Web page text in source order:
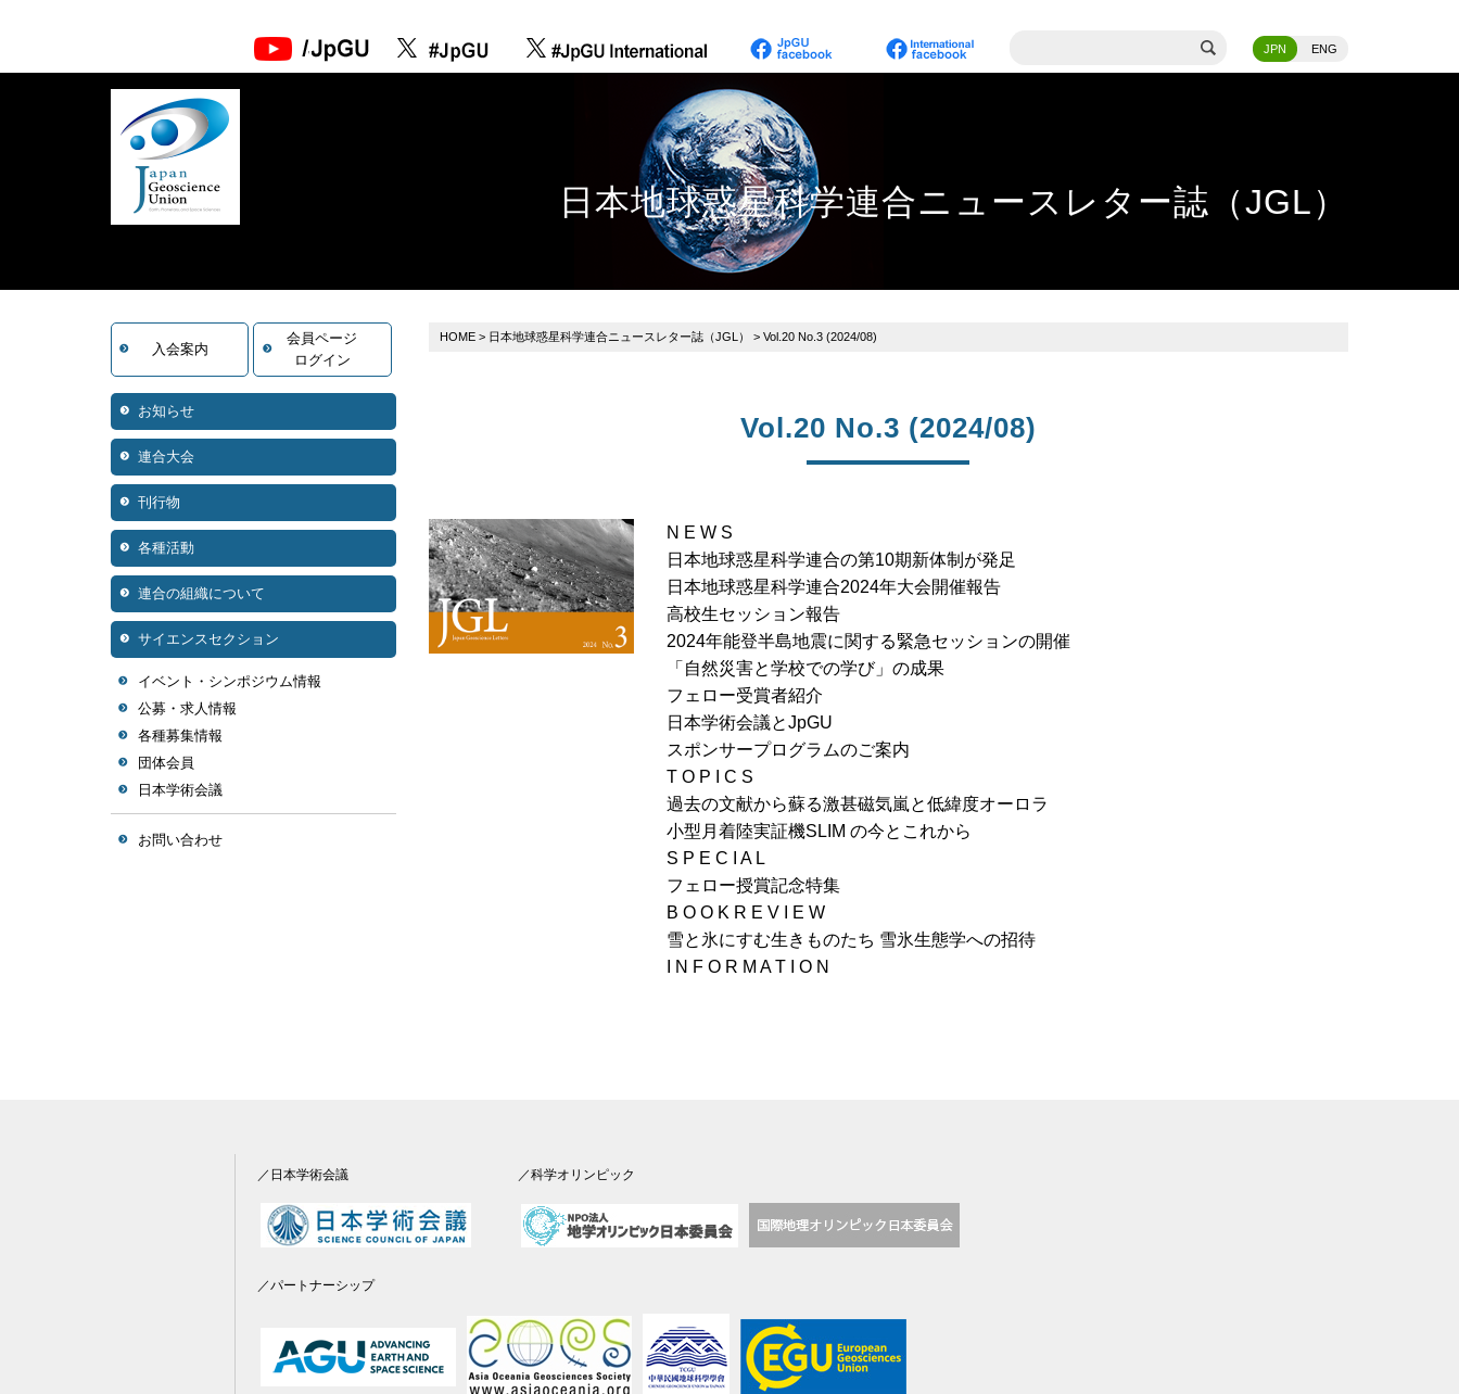
JPN ENG
日本地球惑星科学連合ニュースレター誌（JGL）
入会案内
会員ページ
ログイン
お知らせ
連合大会
刊行物
各種活動
連合の組織について
サイエンスセクション
イベント・シンポジウム情報
公募・求人情報
各種募集情報
団体会員
日本学術会議
お問い合わせ
HOME> 日本地球惑星科学連合ニュースレター誌（JGL） > Vol.20 No.3 (2024/08)
Vol.20 No.3 (2024/08)
N E W S
日本地球惑星科学連合の第10期新体制が発足
日本地球惑星科学連合2024年大会開催報告
高校生セッション報告
2024年能登半島地震に関する緊急セッションの開催
「自然災害と学校での学び」の成果
フェロー受賞者紹介
日本学術会議とJpGU
スポンサープログラムのご案内
T O P I C S
過去の文献から蘇る激甚磁気嵐と低緯度オーロラ
小型月着陸実証機SLIM の今とこれから
S P E C I A L
フェロー授賞記念特集
B O O K R E V I E W
雪と氷にすむ生きものたち 雪氷生態学への招待
I N F O R M A T I O N
／日本学術会議 ／科学オリンピック
／パートナーシップ